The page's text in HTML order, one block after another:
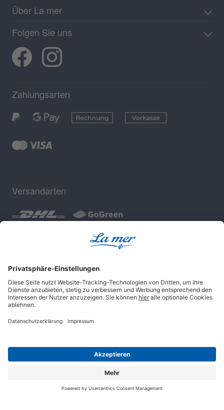
Über La mer
Folgen Sie uns
Zahlungsarten
Versandarten
© 2025 La mer Cosmetics AG, Cuxhaven.
Datenschutz